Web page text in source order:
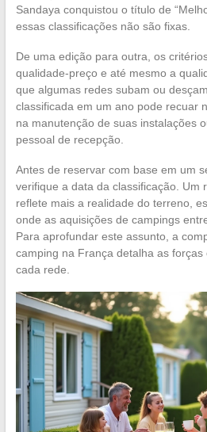
Sandaya conquistou o título de
essas classificações não são fixas.
De uma edição para outra, os
qualidade-preço e até mesmo a
que algumas redes subam ou
classificada em um ano pode recuar
na manutenção de suas instalações
pessoal de recepção.
Antes de reservar com base em um
verifique a data da classificação. Um
reflete mais a realidade do terreno,
onde as aquisições de campings
Para aprofundar este assunto, a
camping na França detalha as
cada rede.